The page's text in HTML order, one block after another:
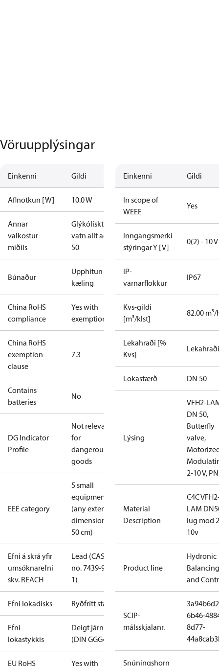
Vöruupplýsingar
Einkenni Gildi
Aflnotkun [W] 10.0 W
Annar
valkostur
miðils
Glýkólískt
vatn allt að
50
Búnaður
Upphitun og
kæling
China RoHS
compliance
Yes with
exemptions
China RoHS
exemption
clause
7.3
Contains
batteries
No
DG Indicator
Profile
Not relevant
for
dangerous
goods
EEE category
5 small
equipment
(any external
dimension <
50 cm)
Efni á skrá yfir
umsóknarefni
skv. REACH
Lead (CAS
no. 7439-92-
1)
Efni lokadisks Ryðfrítt stál
Efni
lokastykkis
Deigt járn
(DIN GGG40)
EU RoHS Yes with
Einkenni Gildi
In scope of
WEEE
Yes
Inngangsmerki
stýringar Y [V]
0(2) - 10 V
IP-
varnarflokkur
IP67
Kvs-gildi
[m³/klst]
82.00 m³/
Lekahraði [%
Kvs]
Lokastærð DN 50
Lýsing
VFH2-
DN 50,
Butterfly
valve,
2-10 V,
Material
Description
C4C
LAM
lug mod
10v
Product line
Hydronic
Balancing
and
SCIP-
málsskjalanr.
6b46-
8d77-
Snúningshorn